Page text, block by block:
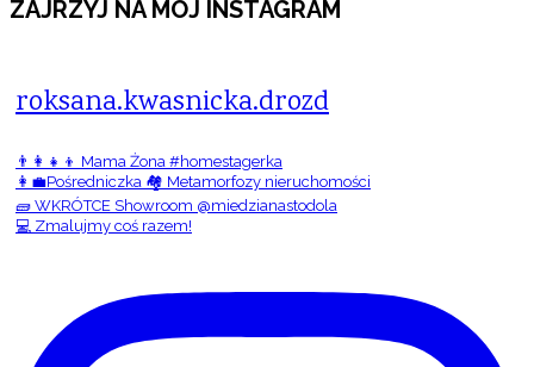
ZAJRZYJ NA MÓJ INSTAGRAM
roksana.kwasnicka.drozd
👨‍👩‍👧‍👦 Mama Żona #homestagerka
👩‍💼Pośredniczka 🏘️ Metamorfozy nieruchomości
🧱 WKRÓTCE Showroom @miedzianastodola
💻 Zmalujmy coś razem!